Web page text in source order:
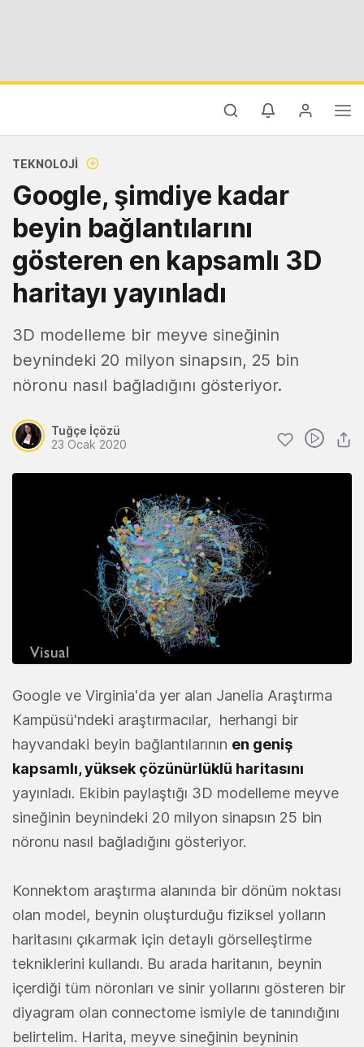
TEKNOLOJI
Google, şimdiye kadar
beyin bağlantılarını
gösteren en kapsamlı 3D
haritayı yayınladı
3D modelleme bir meyve sineğinin
beynindeki 20 milyon sinapsın, 25 bin
nöronu nasıl bağladığını gösteriyor.
Tuğçe İçözü
23 Ocak 2020
Google ve Virginia'da yer alan Janelia Araştırma
Kampüsü'ndeki araştırmacılar, herhangi bir
hayvandaki beyin bağlantılarının en geniş
kapsamlı, yüksek çözünürlüklü haritasını
yayınladı. Ekibin paylaştığı 3D modelleme meyve
sineğinin beynindeki 20 milyon sinapsın 25 bin
nöronu nasıl bağladığını gösteriyor.
Konnektom araştırma alanında bir dönüm noktası
olan model, beynin oluşturduğu fiziksel yolların
haritasını çıkarmak için detaylı görselleştirme
tekniklerini kullandı. Bu arada haritanın, beynin
içerdiği tüm nöronları ve sinir yollarını gösteren bir
diyagram olan connectome ismiyle de tanındığını
belirtelim. Harita, meyve sineğinin beyninin